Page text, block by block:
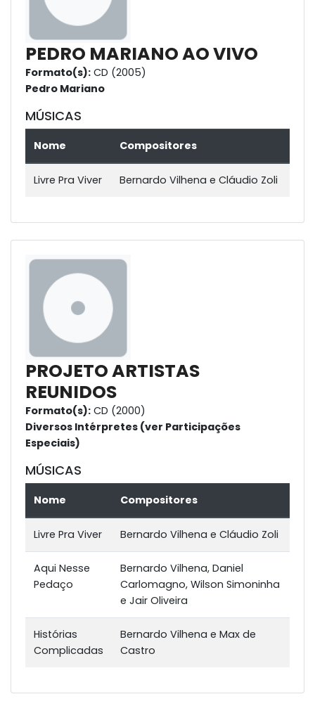
PEDRO MARIANO AO VIVO
Formato(s): CD (2005)
Pedro Mariano
MÚSICAS
Nome Compositores
Livre Pra Viver Bernardo Vilhena e Cláudio Zoli
PROJETO ARTISTAS
REUNIDOS
Formato(s): CD (2000)
Diversos Intérpretes (ver Participações
Especiais)
MÚSICAS
Nome Compositores
Livre Pra Viver Bernardo Vilhena e Cláudio Zoli
Aqui Nesse
Pedaço
Bernardo Vilhena, Daniel
Carlomagno, Wilson Simoninha
e Jair Oliveira
Histórias
Complicadas
Bernardo Vilhena e Max de
Castro